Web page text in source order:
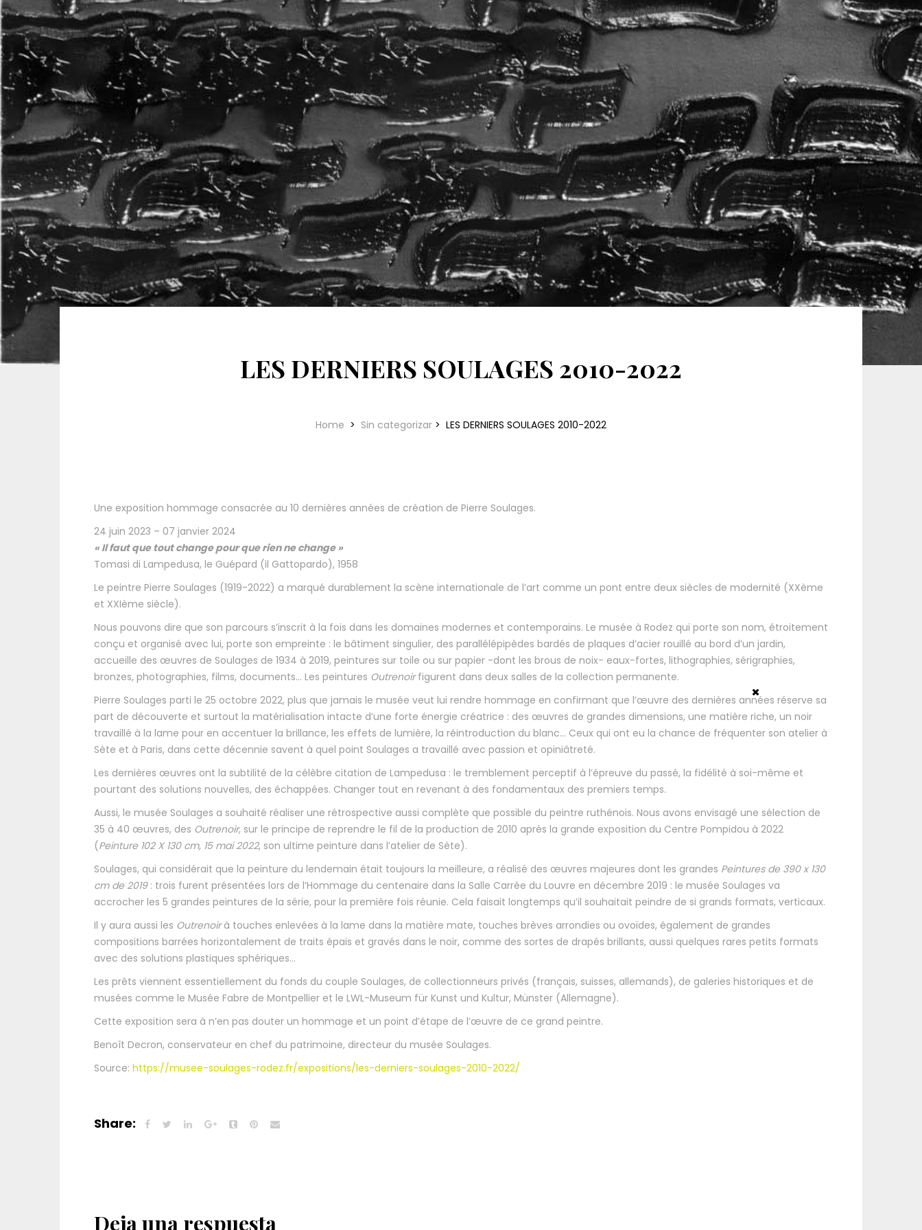
LES DERNIERS SOULAGES 2010-2022
Home > Sin categorizar > LES DERNIERS SOULAGES 2010-2022
Une exposition hommage consacrée au 10 dernières années de création de Pierre Soulages.
24 juin 2023 – 07 janvier 2024
« Il faut que tout change pour que rien ne change »
Tomasi di Lampedusa, le Guépard (il Gattopardo), 1958
Le peintre Pierre Soulages (1919-2022) a marqué durablement la scène internationale de l’art comme un pont entre deux siècles de modernité (XXème
et XXIème siècle).
Nous pouvons dire que son parcours s’inscrit à la fois dans les domaines modernes et contemporains. Le musée à Rodez qui porte son nom, étroitement
conçu et organisé avec lui, porte son empreinte : le bâtiment singulier, des parallélépipèdes bardés de plaques d’acier rouillé au bord d’un jardin,
accueille des œuvres de Soulages de 1934 à 2019, peintures sur toile ou sur papier -dont les brous de noix- eaux-fortes, lithographies, sérigraphies,
bronzes, photographies, films, documents… Les peintures Outrenoirfigurent dans deux salles de la collection permanente.
Pierre Soulages parti le 25 octobre 2022, plus que jamais le musée veut lui rendre hommage en confirmant que l’œuvre des dernières années réserve sa
part de découverte et surtout la matérialisation intacte d’une forte énergie créatrice : des œuvres de grandes dimensions, une matière riche, un noir
travaillé à la lame pour en accentuer la brillance, les effets de lumière, la réintroduction du blanc… Ceux qui ont eu la chance de fréquenter son atelier à
Sète et à Paris, dans cette décennie savent à quel point Soulages a travaillé avec passion et opiniâtreté.
Les dernières œuvres ont la subtilité de la célèbre citation de Lampedusa : le tremblement perceptif à l’épreuve du passé, la fidélité à soi-même et
pourtant des solutions nouvelles, des échappées. Changer tout en revenant à des fondamentaux des premiers temps.
Aussi, le musée Soulages a souhaité réaliser une rétrospective aussi complète que possible du peintre ruthénois. Nous avons envisagé une sélection de
35 à 40 œuvres, des Outrenoir, sur le principe de reprendre le fil de la production de 2010 après la grande exposition du Centre Pompidou à 2022
(Peinture 102 X 130 cm, 15 mai 2022, son ultime peinture dans l’atelier de Sète).
Soulages, qui considérait que la peinture du lendemain était toujours la meilleure, a réalisé des œuvres majeures dont les grandes Peintures de 390 x 130
cm de 2019: trois furent présentées lors de l’Hommage du centenaire dans la Salle Carrée du Louvre en décembre 2019 : le musée Soulages va
accrocher les 5 grandes peintures de la série, pour la première fois réunie. Cela faisait longtemps qu’il souhaitait peindre de si grands formats, verticaux.
Il y aura aussi les Outrenoirà touches enlevées à la lame dans la matière mate, touches brèves arrondies ou ovoïdes, également de grandes
compositions barrées horizontalement de traits épais et gravés dans le noir, comme des sortes de drapés brillants, aussi quelques rares petits formats
avec des solutions plastiques sphériques…
Les prêts viennent essentiellement du fonds du couple Soulages, de collectionneurs privés (français, suisses, allemands), de galeries historiques et de
musées comme le Musée Fabre de Montpellier et le LWL-Museum für Kunst und Kultur, Münster (Allemagne).
Cette exposition sera à n’en pas douter un hommage et un point d’étape de l’œuvre de ce grand peintre.
Benoît Decron, conservateur en chef du patrimoine, directeur du musée Soulages.
Source: https://musee-soulages-rodez.fr/expositions/les-derniers-soulages-2010-2022/
Share:
Deja una respuesta